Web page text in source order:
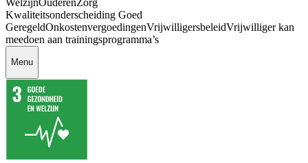
WelzijnOuderenZorg
Kwaliteitsonderscheiding Goed
GeregeldOnkostenvergoedingenVrijwilligersbeleidVrijwilliger kan
meedoen aan trainingsprogramma’s
Menu